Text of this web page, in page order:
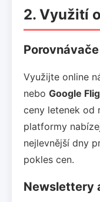
2. Využití
Využijte online
nebo Google
ceny letenek od
platformy
nejlevnější dny
pokles cen.
Newslettery